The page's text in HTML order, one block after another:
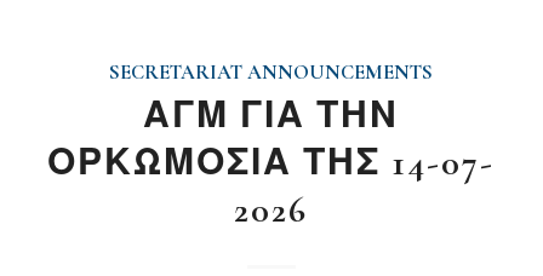
SECRETARIAT ANNOUNCEMENTS
ΑΓΜ ΓΙΑ ΤΗΝ
ΟΡΚΩΜΟΣΙΑ ΤΗΣ 14-07-
2026